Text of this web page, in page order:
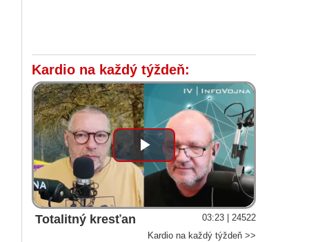
Kardio na každý týždeň:
Play
Video
Totalitný kresťan
03:23 | 24522
Kardio na každý týždeň >>